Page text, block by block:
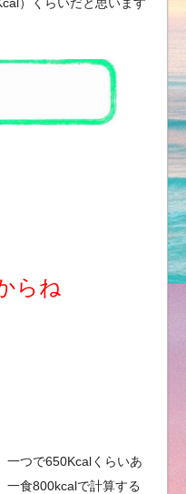
らね
つで650Kcalくらいあ
一食800kcalで計算する